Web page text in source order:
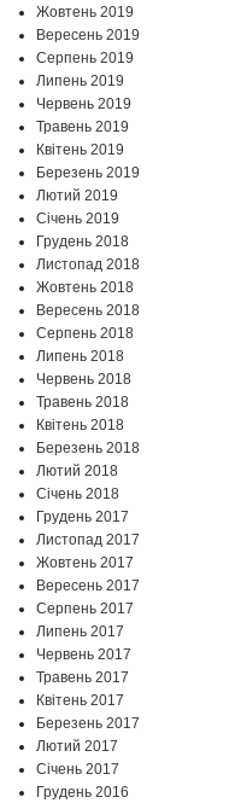
Жовтень 2019
Вересень 2019
Серпень 2019
Липень 2019
Червень 2019
Травень 2019
Квітень 2019
Березень 2019
Лютий 2019
Січень 2019
Грудень 2018
Листопад 2018
Жовтень 2018
Вересень 2018
Серпень 2018
Липень 2018
Червень 2018
Травень 2018
Квітень 2018
Березень 2018
Лютий 2018
Січень 2018
Грудень 2017
Листопад 2017
Жовтень 2017
Вересень 2017
Серпень 2017
Липень 2017
Червень 2017
Травень 2017
Квітень 2017
Березень 2017
Лютий 2017
Січень 2017
Грудень 2016